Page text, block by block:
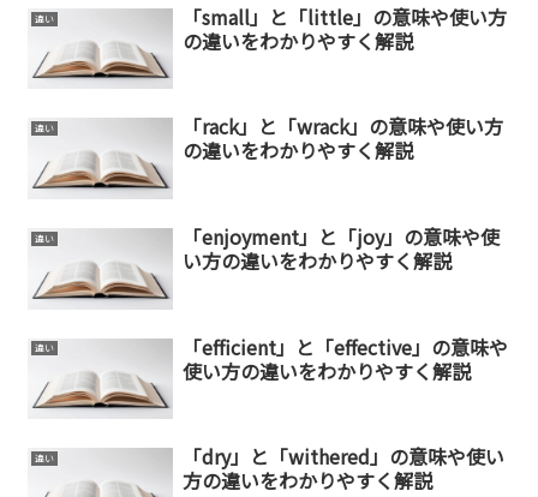
違い
「small」と「little」の意味や使い方
の違いをわかりやすく解説
違い
「rack」と「wrack」の意味や使い方
の違いをわかりやすく解説
違い
「enjoyment」と「joy」の意味や使
い方の違いをわかりやすく解説
違い
「efficient」と「effective」の意味や
使い方の違いをわかりやすく解説
違い
「dry」と「withered」の意味や使い
方の違いをわかりやすく解説